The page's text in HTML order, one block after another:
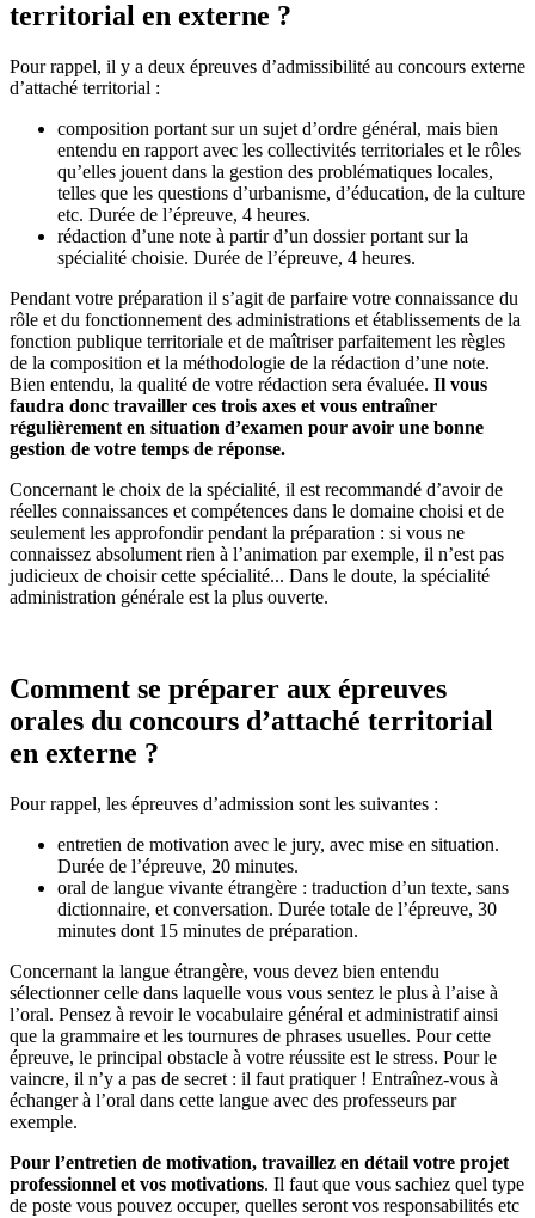
territorial en externe ?
Pour rappel, il y a deux épreuves d’admissibilité au concours externe
d’attaché territorial :
composition portant sur un sujet d’ordre général, mais bien
entendu en rapport avec les collectivités territoriales et le rôles
qu’elles jouent dans la gestion des problématiques locales,
telles que les questions d’urbanisme, d’éducation, de la culture
etc. Durée de l’épreuve, 4 heures.
rédaction d’une note à partir d’un dossier portant sur la
spécialité choisie. Durée de l’épreuve, 4 heures.
Pendant votre préparation il s’agit de parfaire votre connaissance du
rôle et du fonctionnement des administrations et établissements de la
fonction publique territoriale et de maîtriser parfaitement les règles
de la composition et la méthodologie de la rédaction d’une note.
Bien entendu, la qualité de votre rédaction sera évaluée. Il vous
faudra donc travailler ces trois axes et vous entraîner
régulièrement en situation d’examen pour avoir une bonne
gestion de votre temps de réponse.
Concernant le choix de la spécialité, il est recommandé d’avoir de
réelles connaissances et compétences dans le domaine choisi et de
seulement les approfondir pendant la préparation : si vous ne
connaissez absolument rien à l’animation par exemple, il n’est pas
judicieux de choisir cette spécialité... Dans le doute, la spécialité
administration générale est la plus ouverte.
Comment se préparer aux épreuves
orales du concours d’attaché territorial
en externe ?
Pour rappel, les épreuves d’admission sont les suivantes :
entretien de motivation avec le jury, avec mise en situation.
Durée de l’épreuve, 20 minutes.
oral de langue vivante étrangère : traduction d’un texte, sans
dictionnaire, et conversation. Durée totale de l’épreuve, 30
minutes dont 15 minutes de préparation.
Concernant la langue étrangère, vous devez bien entendu
sélectionner celle dans laquelle vous vous sentez le plus à l’aise à
l’oral. Pensez à revoir le vocabulaire général et administratif ainsi
que la grammaire et les tournures de phrases usuelles. Pour cette
épreuve, le principal obstacle à votre réussite est le stress. Pour le
vaincre, il n’y a pas de secret : il faut pratiquer ! Entraînez-vous à
échanger à l’oral dans cette langue avec des professeurs par
exemple.
Pour l’entretien de motivation, travaillez en détail votre projet
professionnel et vos motivations. Il faut que vous sachiez quel type
de poste vous pouvez occuper, quelles seront vos responsabilités etc